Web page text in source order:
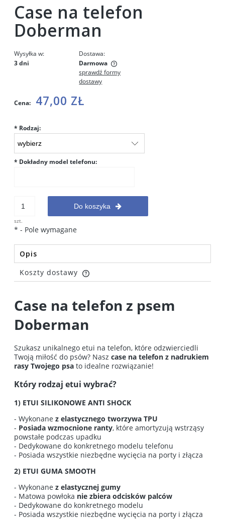
Case na telefon
Doberman
Wysyłka w:
3 dni
Dostawa:
Darmowa
Cena nie zawiera ewentualnych kosztów płatności
sprawdź formy
dostawy
Cena: 47,00 ZŁ
* Rodzaj:
* Dokładny model telefonu:
szt.
Do koszyka
* - Pole wymagane
Opis
Koszty dostawy
Cena nie zawiera ewentualnych kosztów płatności
Case na telefon z psem
Doberman
Szukasz unikalnego etui na telefon, które odzwierciedli
Twoją miłość do psów? Nasz case na telefon z nadrukiem
rasy Twojego psa to idealne rozwiązanie!
Który rodzaj etui wybrać?
1) ETUI SILIKONOWE ANTI SHOCK
- Wykonane z elastycznego tworzywa TPU
- Posiada wzmocnione ranty, które amortyzują wstrząsy
powstałe podczas upadku
- Dedykowane do konkretnego modelu telefonu
- Posiada wszystkie niezbędne wycięcia na porty i złącza
2) ETUI GUMA SMOOTH
- Wykonane z elastycznej gumy
- Matowa powłoka nie zbiera odcisków palców
- Dedykowane do konkretnego modelu
- Posiada wszystkie niezbędne wycięcia na porty i złącza